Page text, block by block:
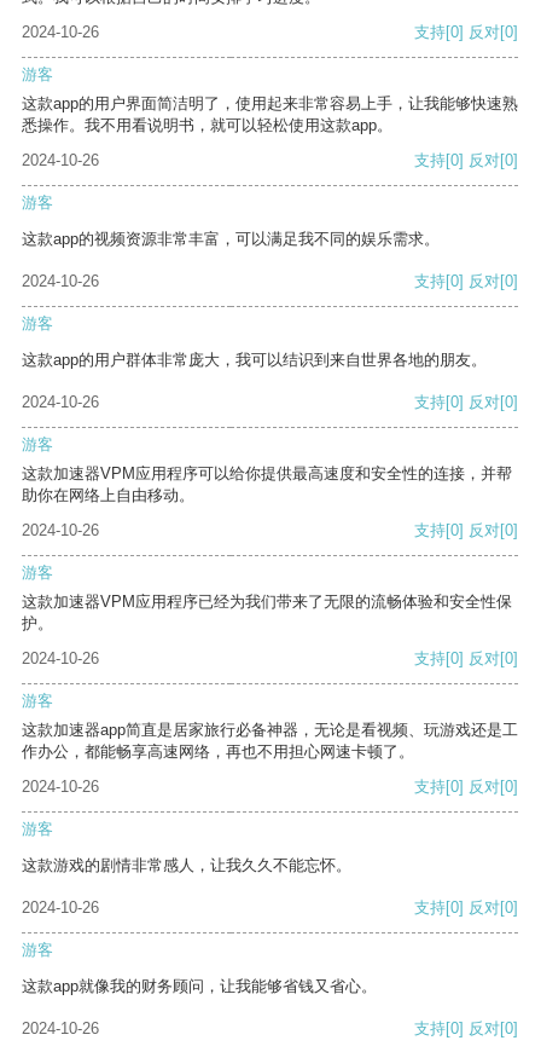
2024-10-26
支持[0] 反对[0]
游客
这款app的用户界面简洁明了，使用起来非常容易上手，让我能够快速熟
悉操作。我不用看说明书，就可以轻松使用这款app。
2024-10-26
支持[0] 反对[0]
游客
这款app的视频资源非常丰富，可以满足我不同的娱乐需求。
2024-10-26 支持[0] 反对[0]
游客
这款app的用户群体非常庞大，我可以结识到来自世界各地的朋友。
2024-10-26 支持[0] 反对[0]
游客
这款加速器VPM应用程序可以给你提供最高速度和安全性的连接，并帮
助你在网络上自由移动。
2024-10-26
支持[0] 反对[0]
游客
这款加速器VPM应用程序已经为我们带来了无限的流畅体验和安全性保
护。
2024-10-26
支持[0] 反对[0]
游客
这款加速器app简直是居家旅行必备神器，无论是看视频、玩游戏还是工
作办公，都能畅享高速网络，再也不用担心网速卡顿了。
2024-10-26
支持[0] 反对[0]
游客
这款游戏的剧情非常感人，让我久久不能忘怀。
2024-10-26 支持[0] 反对[0]
游客
这款app就像我的财务顾问，让我能够省钱又省心。
2024-10-26 支持[0] 反对[0]